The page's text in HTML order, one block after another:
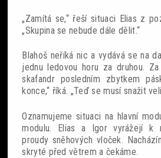
„Zamítá se,“ řeší situaci Elias z
„Skupina se nebude dále dělit.“
Blahoš neříká nic a vydává se na
jednu ledovou horu za druhou.
skafandr posledním zbytkem
konce,“ říká. „Teď se musí snažit
Oznamujeme situaci na hlavní
modulu. Elias a Igor vyrážejí k
proudy sněhových vloček.
skryté před větrem a čekáme.